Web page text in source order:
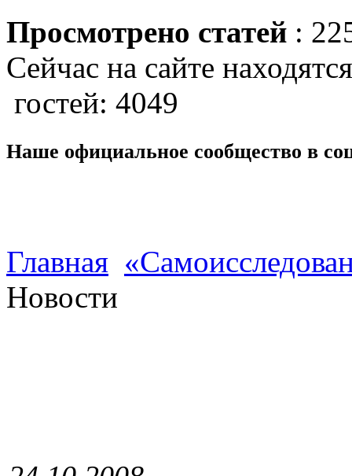
Просмотрено статей :
Сейчас на сайте
гостей: 4049
Наше официальное сообщество в
Главная
Новости